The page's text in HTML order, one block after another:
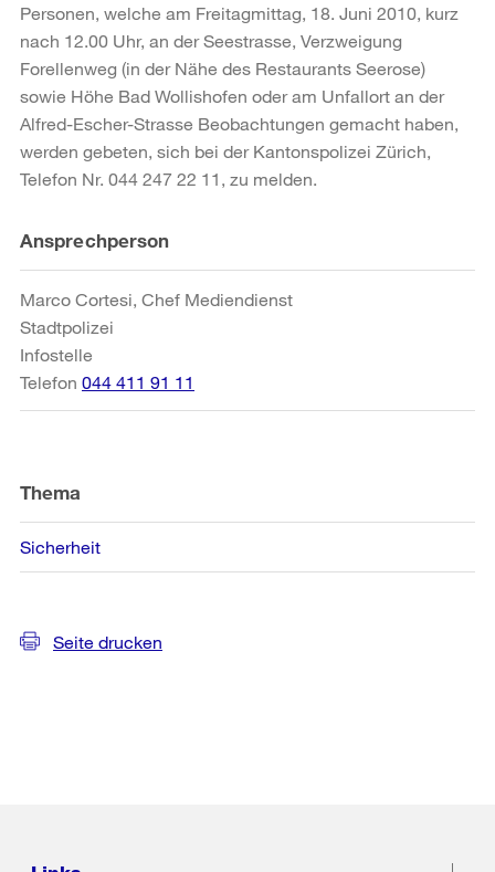
Personen, welche am Freitagmittag, 18. Juni 2010, kurz
nach 12.00 Uhr, an der Seestrasse, Verzweigung
Forellenweg (in der Nähe des Restaurants Seerose)
sowie Höhe Bad Wollishofen oder am Unfallort an der
Alfred-Escher-Strasse Beobachtungen gemacht haben,
werden gebeten, sich bei der Kantonspolizei Zürich,
Telefon Nr. 044 247 22 11, zu melden.
Weitere
Informationen
Ansprechperson
Marco Cortesi, Chef Mediendienst
Stadtpolizei
Infostelle
Telefon 044 411 91 11
Thema
Sicherheit
Seite drucken